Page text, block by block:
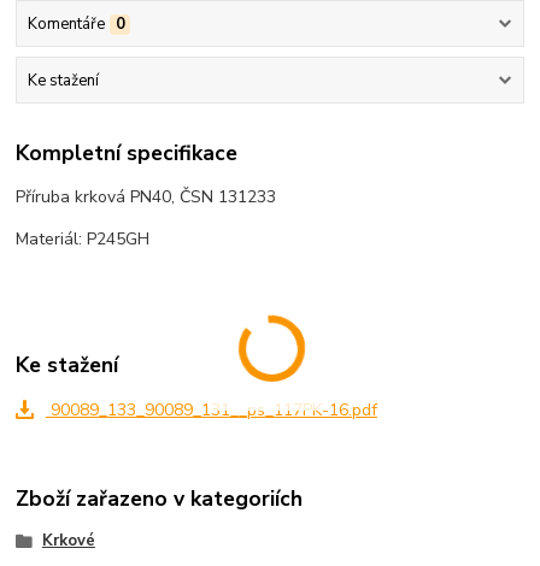
Komentáře 0
Ke stažení
Kompletní specifikace
Příruba krková PN40, ČSN 131233
Materiál: P245GH
Ke stažení
90089_133_90089_131__ps_117PK-16.pdf
Zboží zařazeno v kategoriích
Krkové